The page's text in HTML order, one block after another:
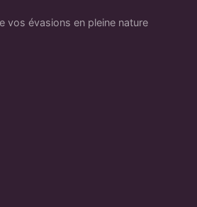
vos évasions en pleine nature